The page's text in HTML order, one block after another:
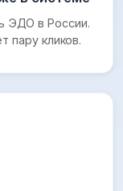
ЭДО в России.
пару кликов.